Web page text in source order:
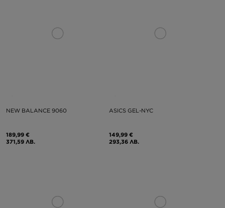
NEW BALANCE 9060
189,99 €
371,59 ЛВ.
ASICS GEL-NYC
149,99 €
293,36 ЛВ.